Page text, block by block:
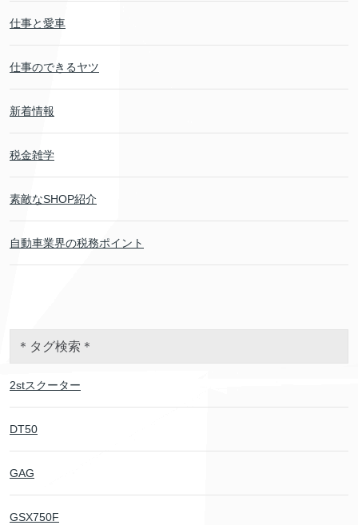
仕事と愛車
仕事のできるヤツ
新着情報
税金雑学
素敵なSHOP紹介
自動車業界の税務ポイント
＊タグ検索＊
2stスクーター
DT50
GAG
GSX750F